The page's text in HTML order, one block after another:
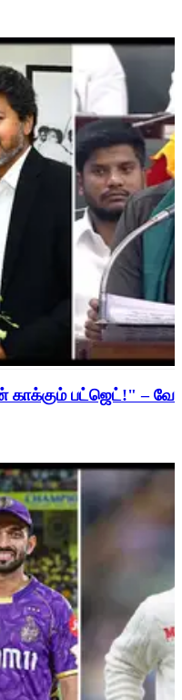
காக்கும் பட்ஜெட்!" –